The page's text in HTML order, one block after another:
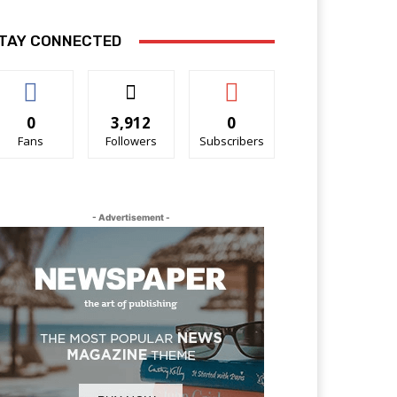
CONNECTED
0
Fans
3,912
Followers
0
Subscribers
- Advertisement -